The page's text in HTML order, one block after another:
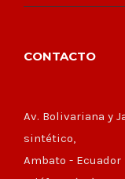
CONTACTO
Av. Bolivariana y
sintético,
Ambato - Ecuador